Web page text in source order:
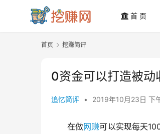
首 页
首页 挖赚简评
0资金可以打造被
追忆简评 • 2019年10月23日 下
在做网赚可以实现每天